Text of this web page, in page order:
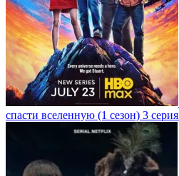
спасти вселенную (1 сезон) 3 серия